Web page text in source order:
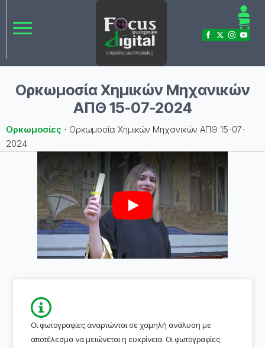
Ορκωμοσία Χημικών Μηχανικών
ΑΠΘ 15-07-2024
Ορκωμοσίες ⋅ Ορκωμοσία Χημικών Μηχανικών ΑΠΘ 15-07-
2024
Play
Οι φωτογραφίες αναρτώνται σε χαμηλή ανάλυση με
αποτέλεσμα να μειώνεται η ευκρίνεια. Οι φωτογραφίες